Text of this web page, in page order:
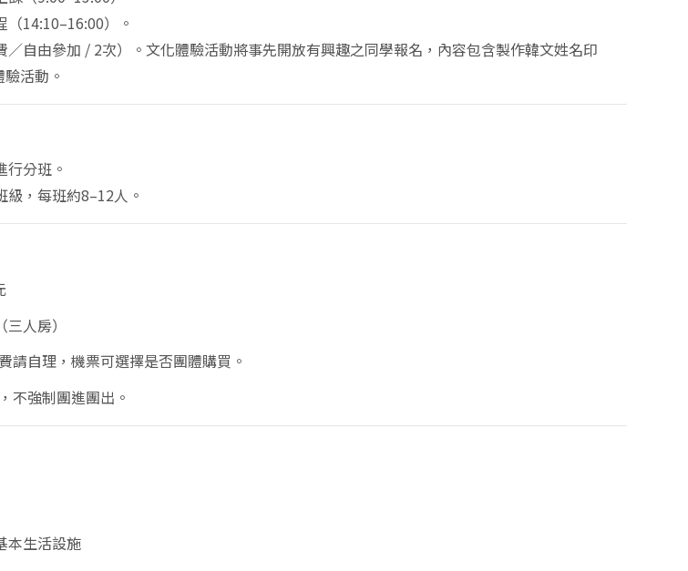
14:10–16:00）。
自由參加 / 2次）。文化體驗活動將事先開放有興趣之同學報名，內容包含製作韓文姓名印
活動。
分班。
級，每班約8–12人。
人房）
請自理，機票可選擇是否團體購買。
不強制團進團出。
本生活設施